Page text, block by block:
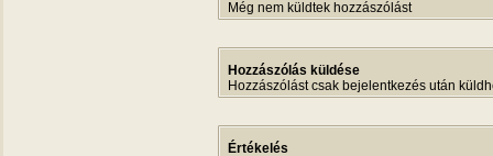
Még nem küldtek hozzászólást
Hozzászólás küldése
Hozzászólást csak bejelentkezés után
Értékelés